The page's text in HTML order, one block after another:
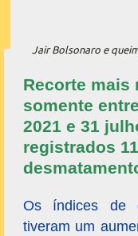
Jair Bolsonaro e
Recorte mais
somente
2021 e 31
registrados
Os índices de
tiveram um